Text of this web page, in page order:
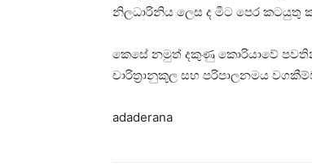
නිලධාරිනිය ලෙස ද මීට පෙර කටයුතු
කෙසේ නමුත් දකුණු කොරියාවේ පවතින
චාරිත්‍රානුකූල සහ පරිපාලනමය
adaderana